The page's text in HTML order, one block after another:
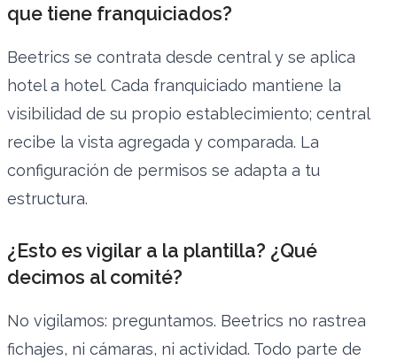
que tiene franquiciados?
Beetrics se contrata desde central y se aplica
hotel a hotel. Cada franquiciado mantiene la
visibilidad de su propio establecimiento; central
recibe la vista agregada y comparada. La
configuración de permisos se adapta a tu
estructura.
¿Esto es vigilar a la plantilla? ¿Qué
decimos al comité?
No vigilamos: preguntamos. Beetrics no rastrea
fichajes, ni cámaras, ni actividad. Todo parte de